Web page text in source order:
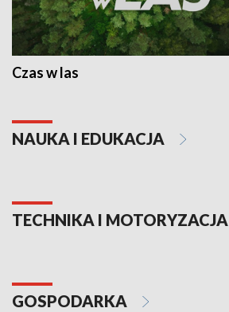
Czas w las
NAUKA I EDUKACJA
TECHNIKA I MOTORYZACJA
GOSPODARKA